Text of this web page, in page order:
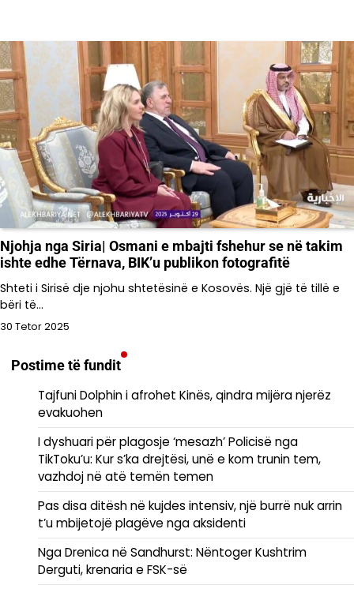
Njohja nga Siria| Osmani e mbajti fshehur se në takim
ishte edhe Tërnava, BIK’u publikon fotografitë
Shteti i Sirisë dje njohu shtetësinë e Kosovës. Një gjë të tillë e
bëri të…
30 Tetor 2025
Postime të fundit
Tajfuni Dolphin i afrohet Kinës, qindra mijëra njerëz
evakuohen
I dyshuari për plagosje ‘mesazh’ Policisë nga
TikToku’u: Kur s’ka drejtësi, unë e kom trunin tem,
vazhdoj në atë temën temen
Pas disa ditësh në kujdes intensiv, një burrë nuk arrin
t’u mbijetojë plagëve nga aksidenti
Nga Drenica në Sandhurst: Nëntoger Kushtrim
Derguti, krenaria e FSK-së